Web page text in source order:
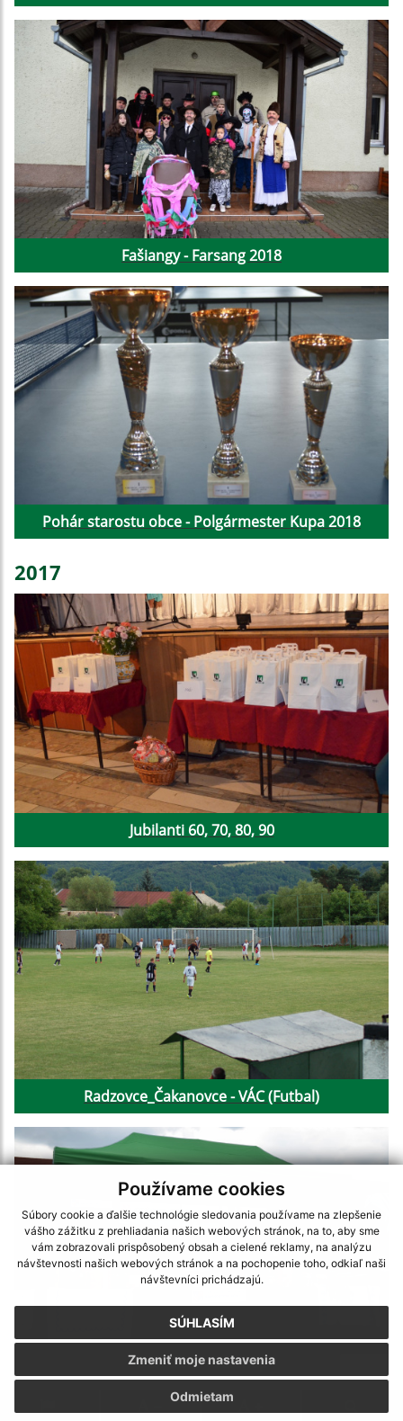
Používame cookies
Súbory cookie a ďalšie technológie sledovania používame na zlepšenie
vášho zážitku z prehliadania našich webových stránok, na to, aby sme
vám zobrazovali prispôsobený obsah a cielené reklamy, na analýzu
návštevnosti našich webových stránok a na pochopenie toho, odkiaľ naši
návštevníci prichádzajú.
SÚHLASÍM
Odmietam
Zmeniť moje nastavenia
Fašiangy - Farsang 2018
Pohár starostu obce - Polgármester Kupa 2018
2017
Jubilanti 60, 70, 80, 90
Radzovce_Čakanovce - VÁC (Futbal)
Deň Obce - Falunap